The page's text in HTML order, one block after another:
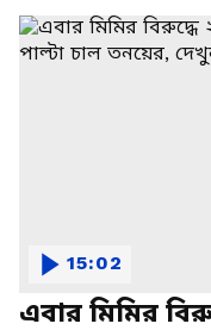
এবার মিমির
15:02